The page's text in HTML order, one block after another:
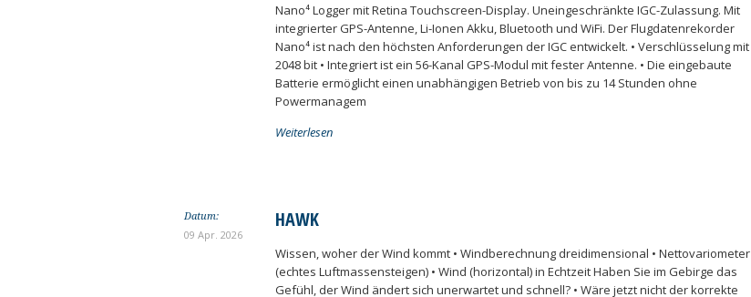
Nano⁴ Logger mit Retina Touchscreen-Display. Uneingeschränkte IGC-Zulassung. Mit
integrierter GPS-Antenne, Li-Ionen Akku, Bluetooth und WiFi. Der Flugdatenrekorder
Nano⁴ ist nach den höchsten Anforderungen der IGC entwickelt. • Verschlüsselung mit
2048 bit • Integriert ist ein 56-Kanal GPS-Modul mit fester Antenne. • Die eingebaute
Batterie ermöglicht einen unabhängigen Betrieb von bis zu 14 Stunden ohne
Powermanagem
Weiterlesen
Datum:
09 Apr. 2026
HAWK
Wissen, woher der Wind kommt • Windberechnung dreidimensional • Nettovariometer
(echtes Luftmassensteigen) • Wind (horizontal) in Echtzeit Haben Sie im Gebirge das
Gefühl, der Wind ändert sich unerwartet und schnell? • Wäre jetzt nicht der korrekte